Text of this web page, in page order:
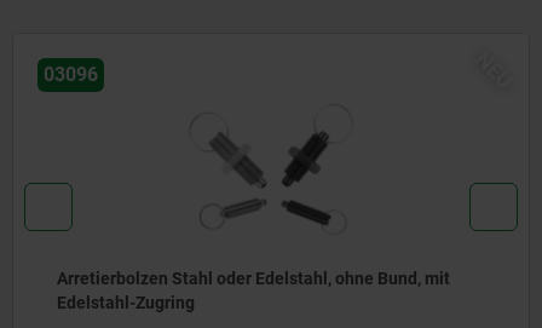
03092
Arretierbolzen Stahl oder Edelstahl, mit Edelstahl-
Zugring